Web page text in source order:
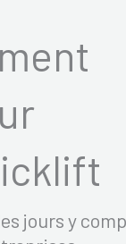
jours y